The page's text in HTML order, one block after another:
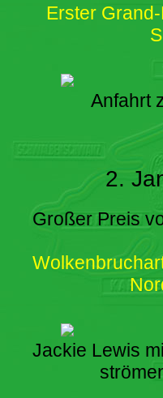
Erster
Anfahrt
2.
Großer Preis
Jackie Lewis